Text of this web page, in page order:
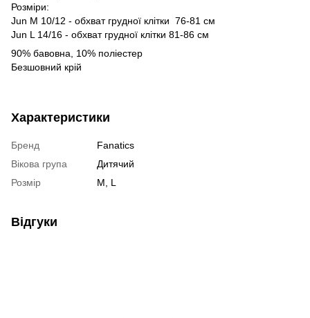
Розміри:
Jun М 10/12 - обхват грудної клітки 76-81 см
Jun L 14/16 - обхват грудної клітки 81-86 см
90% бавовна, 10% поліестер
Безшовний крій
Характеристики
Бренд
Fanatics
Вікова група
Дитячий
Розмір
M, L
Відгуки